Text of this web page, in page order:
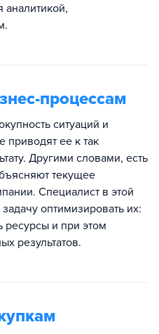
аналитикой,
процессам
ситуаций и
приводят ее к так
Другими словами, есть
текущее
Специалист в этой
оптимизировать их:
ресурсы и при этом
результатов.